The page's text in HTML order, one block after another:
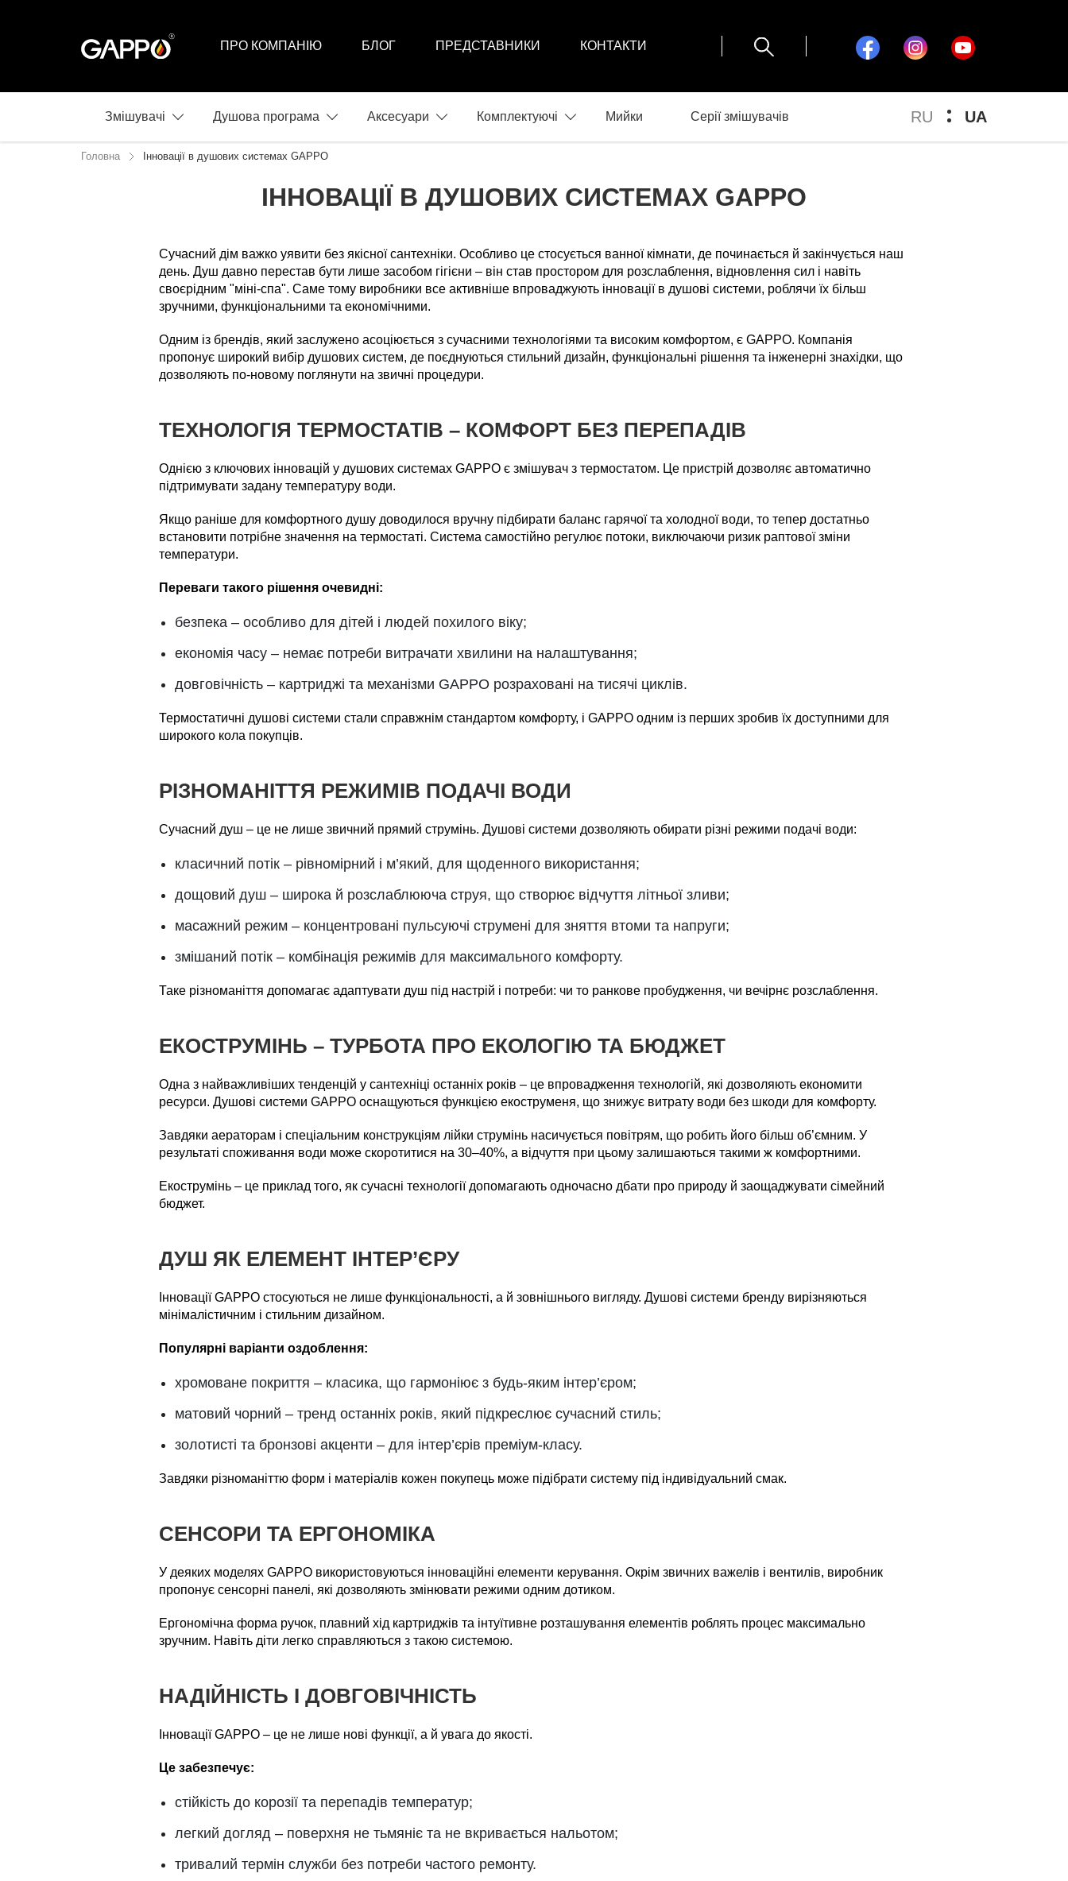
ПРО КОМПАНІЮ БЛОГ ПРЕДСТАВНИКИ КОНТАКТИ
RU UA
Змішувачі Душова програма Аксесуари Комплектуючі Мийки Серії змішувачів
Головна Інновації в душових системах GAPPO
ІННОВАЦІЇ В ДУШОВИХ СИСТЕМАХ GAPPO
Сучасний дім важко уявити без якісної сантехніки. Особливо це стосується ванної кімнати, де починається й закінчується наш
день. Душ давно перестав бути лише засобом гігієни – він став простором для розслаблення, відновлення сил і навіть
своєрідним "міні-спа". Саме тому виробники все активніше впроваджують інновації в душові системи, роблячи їх більш
зручними, функціональними та економічними.
Одним із брендів, який заслужено асоціюється з сучасними технологіями та високим комфортом, є GAPPO. Компанія
пропонує широкий вибір душових систем, де поєднуються стильний дизайн, функціональні рішення та інженерні знахідки, що
дозволяють по-новому поглянути на звичні процедури.
ТЕХНОЛОГІЯ ТЕРМОСТАТІВ – КОМФОРТ БЕЗ ПЕРЕПАДІВ
Однією з ключових інновацій у душових системах GAPPO є змішувач з термостатом. Це пристрій дозволяє автоматично
підтримувати задану температуру води.
Якщо раніше для комфортного душу доводилося вручну підбирати баланс гарячої та холодної води, то тепер достатньо
встановити потрібне значення на термостаті. Система самостійно регулює потоки, виключаючи ризик раптової зміни
температури.
Переваги такого рішення очевидні:
безпека – особливо для дітей і людей похилого віку;
економія часу – немає потреби витрачати хвилини на налаштування;
довговічність – картриджі та механізми GAPPO розраховані на тисячі циклів.
Термостатичні душові системи стали справжнім стандартом комфорту, і GAPPO одним із перших зробив їх доступними для
широкого кола покупців.
РІЗНОМАНІТТЯ РЕЖИМІВ ПОДАЧІ ВОДИ
Сучасний душ – це не лише звичний прямий струмінь. Душові системи дозволяють обирати різні режими подачі води:
класичний потік – рівномірний і м’який, для щоденного використання;
дощовий душ – широка й розслаблююча струя, що створює відчуття літньої зливи;
масажний режим – концентровані пульсуючі струмені для зняття втоми та напруги;
змішаний потік – комбінація режимів для максимального комфорту.
Таке різноманіття допомагає адаптувати душ під настрій і потреби: чи то ранкове пробудження, чи вечірнє розслаблення.
ЕКОСТРУМІНЬ – ТУРБОТА ПРО ЕКОЛОГІЮ ТА БЮДЖЕТ
Одна з найважливіших тенденцій у сантехніці останніх років – це впровадження технологій, які дозволяють економити
ресурси. Душові системи GAPPO оснащуються функцією екоструменя, що знижує витрату води без шкоди для комфорту.
Завдяки аераторам і спеціальним конструкціям лійки струмінь насичується повітрям, що робить його більш об’ємним. У
результаті споживання води може скоротитися на 30–40%, а відчуття при цьому залишаються такими ж комфортними.
Екострумінь – це приклад того, як сучасні технології допомагають одночасно дбати про природу й заощаджувати сімейний
бюджет.
ДУШ ЯК ЕЛЕМЕНТ ІНТЕР’ЄРУ
Інновації GAPPO стосуються не лише функціональності, а й зовнішнього вигляду. Душові системи бренду вирізняються
мінімалістичним і стильним дизайном.
Популярні варіанти оздоблення:
хромоване покриття – класика, що гармоніює з будь-яким інтер’єром;
матовий чорний – тренд останніх років, який підкреслює сучасний стиль;
золотисті та бронзові акценти – для інтер’єрів преміум-класу.
Завдяки різноманіттю форм і матеріалів кожен покупець може підібрати систему під індивідуальний смак.
СЕНСОРИ ТА ЕРГОНОМІКА
У деяких моделях GAPPO використовуються інноваційні елементи керування. Окрім звичних важелів і вентилів, виробник
пропонує сенсорні панелі, які дозволяють змінювати режими одним дотиком.
Ергономічна форма ручок, плавний хід картриджів та інтуїтивне розташування елементів роблять процес максимально
зручним. Навіть діти легко справляються з такою системою.
НАДІЙНІСТЬ І ДОВГОВІЧНІСТЬ
Інновації GAPPO – це не лише нові функції, а й увага до якості.
Це забезпечує:
стійкість до корозії та перепадів температур;
легкий догляд – поверхня не тьмяніє та не вкривається нальотом;
тривалий термін служби без потреби частого ремонту.